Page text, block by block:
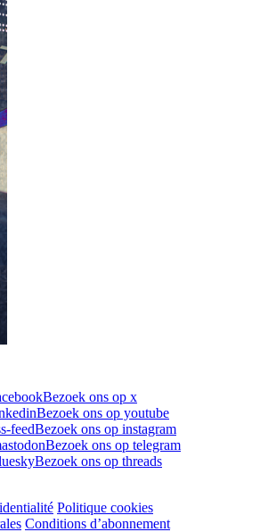
Bezoek ons op x
Bezoek ons op youtube
feedBezoek ons op instagram
Bezoek ons op telegram
Bezoek ons op threads
Politique cookies
Conditions d’abonnement